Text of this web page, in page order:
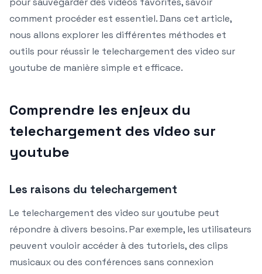
comment procéder est essentiel. Dans cet article,
nous allons explorer les différentes méthodes et
outils pour réussir le telechargement des video sur
youtube de manière simple et efficace.
Comprendre les enjeux du
telechargement des video sur
youtube
Les raisons du telechargement
Le telechargement des video sur youtube peut
répondre à divers besoins. Par exemple, les utilisateurs
peuvent vouloir accéder à des tutoriels, des clips
musicaux ou des conférences sans connexion